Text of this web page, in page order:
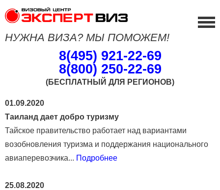
НУЖНА ВИЗА? МЫ ПОМОЖЕМ!
8(495) 921-22-69
8(800) 250-22-69
(БЕСПЛАТНЫЙ ДЛЯ РЕГИОНОВ)
01.09.2020
Таиланд дает добро туризму
Тайское правительство работает над вариантами
возобновления туризма и поддержания национального
авиаперевозчика... Подробнее
25.08.2020